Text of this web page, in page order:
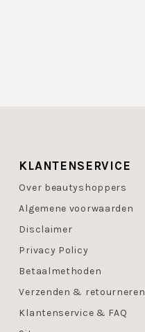
KLANTENSERVICE
Over beautyshoppers
Algemene voorwaarden
Disclaimer
Privacy Policy
Betaalmethoden
Verzenden & retourneren
Klantenservice & FAQ